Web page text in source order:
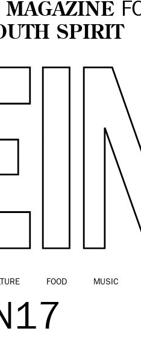
MAGAZINE
SPIRIT
FOOD MUSIC